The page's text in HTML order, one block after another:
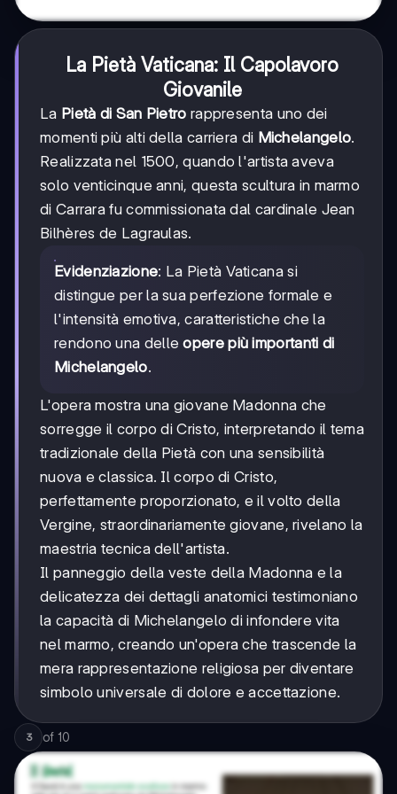
La Pietà Vaticana: Il Capolavoro
Giovanile
La Pietà di San Pietro rappresenta uno dei
momenti più alti della carriera di Michelangelo.
Realizzata nel 1500, quando l'artista aveva
solo venticinque anni, questa scultura in marmo
di Carrara fu commissionata dal cardinale Jean
Bilhères de Lagraulas.
Evidenziazione: La Pietà Vaticana si
distingue per la sua perfezione formale e
l'intensità emotiva, caratteristiche che la
rendono una delleopere più importanti di
Michelangelo.
L'opera mostra una giovane Madonna che
sorregge il corpo di Cristo, interpretando il tema
tradizionale della Pietà con una sensibilità
nuova e classica. Il corpo di Cristo,
perfettamente proporzionato, e il volto della
Vergine, straordinariamente giovane, rivelano la
maestria tecnica dell'artista.
Il panneggio della veste della Madonna e la
delicatezza dei dettagli anatomici testimoniano
la capacità di Michelangelo di infondere vita
nel marmo, creando un'opera che trascende la
mera rappresentazione religiosa per diventare
simbolo universale di dolore e accettazione.
3 of 10